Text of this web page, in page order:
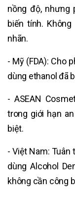
nồng độ, nhưng
biến tính.
nhãn.
- Mỹ (FDA): Cho
dùng ethanol đã
- ASEAN
trong giới hạn
biệt.
- Việt Nam: Tuân
dùng Alcohol
không cần công